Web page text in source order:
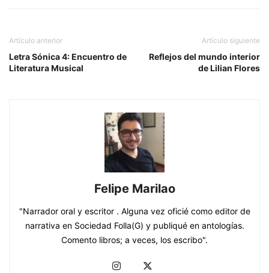
Artículo anterior
Letra Sónica 4: Encuentro de
Literatura Musical
Artículo siguiente
Reflejos del mundo interior
de Lilian Flores
Felipe Marilao
"Narrador oral y escritor . Alguna vez oficié como editor de
narrativa en Sociedad Folla(G) y publiqué en antologías.
Comento libros; a veces, los escribo".